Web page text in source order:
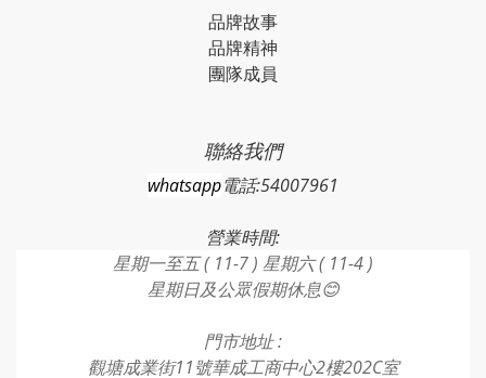
品牌故事
品牌精神
團隊成員
聯絡我們
whatsapp電話:54007961
營業時間:
星期一至五 ( 11-7 ) 星期六 ( 11-4 )
星期日及公眾假期休息😊
門市地址 :
觀塘成業街11號華成工商中心2樓202C室